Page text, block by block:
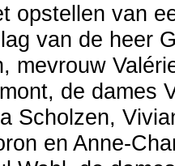
opstellen van
van de heer
mevrouw
de dames
Scholzen,
en Anne-